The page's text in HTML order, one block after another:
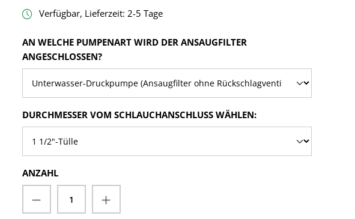
Verfügbar, Lieferzeit: 2-5 Tage
AN WELCHE PUMPENART WIRD DER ANSAUGFILTER
ANGESCHLOSSEN?AUSWÄHLEN
DURCHMESSER VOM SCHLAUCHANSCHLUSS WÄHLEN:AUSWÄHLEN
ANZAHL
Produkt Anzahl: Gib den gewünschten Wert ein